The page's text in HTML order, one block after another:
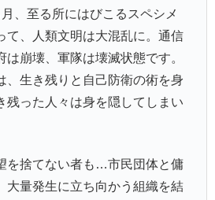
、至る所にはびこるスペシメ
て、人類文明は大混乱に。通信
崩壊、軍隊は壊滅状態です。
、生き残りと自己防衛の術を身
残った人々は身を隠してしまい
を捨てない者も…市民団体と傭
大量発生に立ち向かう組織を結